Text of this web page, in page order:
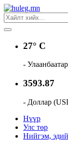
27° C
- Улаанбаатар
3593.87
- Доллар
Нүүр
Улс төр
Нийгэм,